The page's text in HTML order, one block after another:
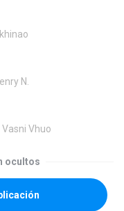
khinao
N.
Vasni Vhuo
ocultos